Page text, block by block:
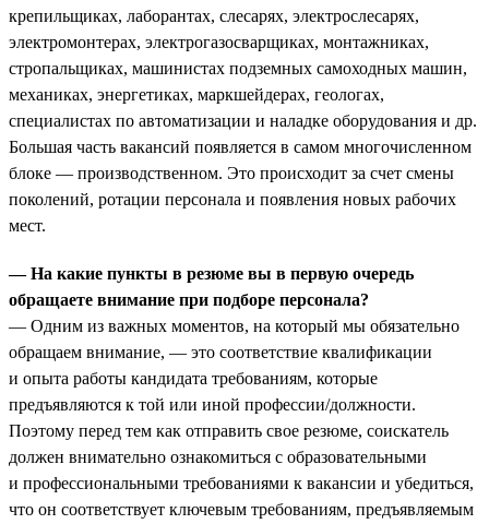
крепильщиках, лаборантах, слесарях, электрослесарях,
электромонтерах, электрогазосварщиках, монтажниках,
стропальщиках, машинистах подземных самоходных машин,
механиках, энергетиках, маркшейдерах, геологах,
специалистах по автоматизации и наладке оборудования и др.
Большая часть вакансий появляется в самом многочисленном
блоке — производственном. Это происходит за счет смены
поколений, ротации персонала и появления новых рабочих
мест.
— На какие пункты в резюме вы в первую очередь
обращаете внимание при подборе персонала?
— Одним из важных моментов, на который мы обязательно
обращаем внимание, — это соответствие квалификации
и опыта работы кандидата требованиям, которые
предъявляются к той или иной профессии/должности.
Поэтому перед тем как отправить свое резюме, соискатель
должен внимательно ознакомиться с образовательными
и профессиональными требованиями к вакансии и убедиться,
что он соответствует ключевым требованиям, предъявляемым